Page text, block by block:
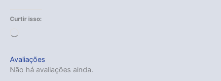
Curtir isso:
Avaliações
Não há avaliações ainda.